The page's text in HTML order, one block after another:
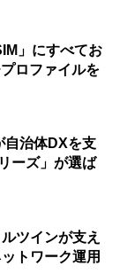
」にすべてお
ロファイルを
自治体DXを支
ーズ」が選ば
ツインが支え
トワーク運用